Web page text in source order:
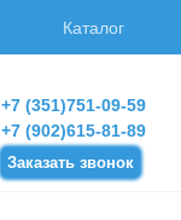
Каталог
+7 (351)751-09-59
+7 (902)615-81-89
Заказать звонок